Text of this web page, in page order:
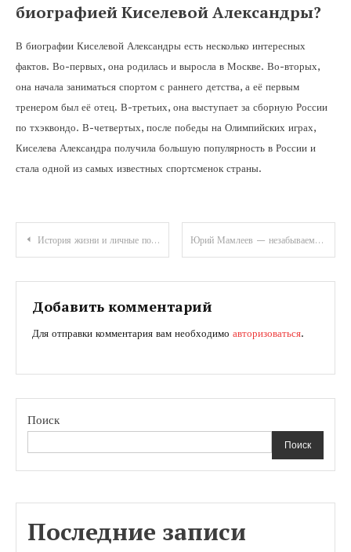
биографией Киселевой Александры?
В биографии Киселевой Александры есть несколько интересных
фактов. Во-первых, она родилась и выросла в Москве. Во-вторых,
она начала заниматься спортом с раннего детства, а её первым
тренером был её отец. В-третьих, она выступает за сборную России
по тхэквондо. В-четвертых, после победы на Олимпийских играх,
Киселева Александра получила большую популярность в России и
стала одной из самых известных спортсменок страны.
Навигация
по
записям
История жизни и личные подробности из биографии Валерия Леонтьева — успехи, талант, преграды и тайны Юрий Мамлеев — незабываемая биография талантливого литератора и автора художественных произведений, чье творчество оставило неизгладимый след в истории русской литературы
Добавить комментарий
Для отправки комментария вам необходимо авторизоваться.
Поиск
Поиск
Последние записи